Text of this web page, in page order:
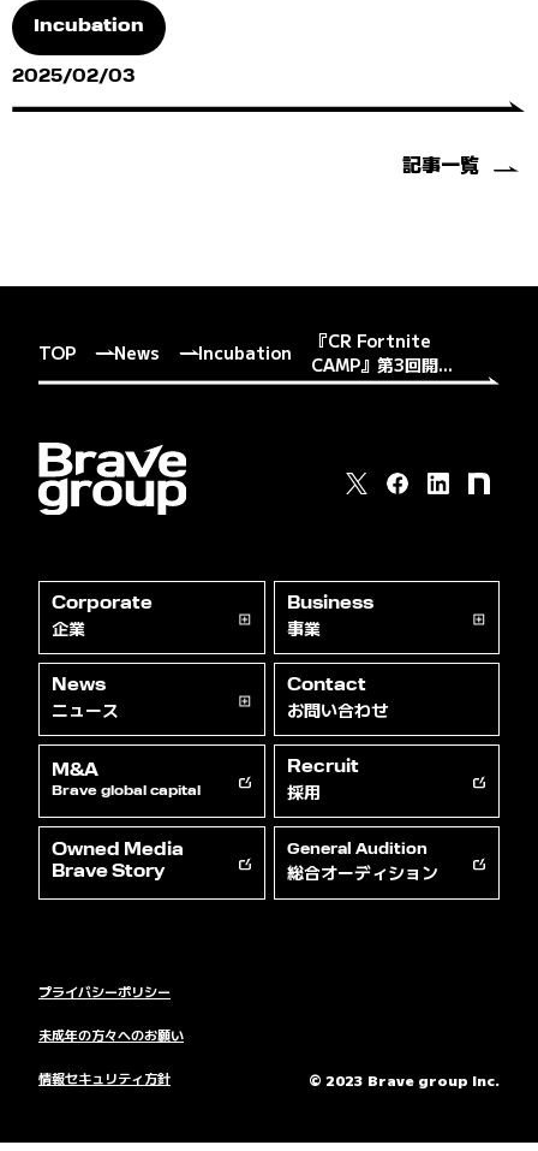
Incubation
2025/02/03
記事一覧
TOP News Incubation
『CR Fortnite
CAMP』第3回開...
Corporate
企業
Business
事業
News
ニュース
Contact
お問い合わせ
M&A
Brave global capital
Recruit
採用
Owned Media
Brave Story
General Audition
総合オーディション
© 2023 Brave group Inc.
プライバシーポリシー
未成年の方々へのお願い
情報セキュリティ方針